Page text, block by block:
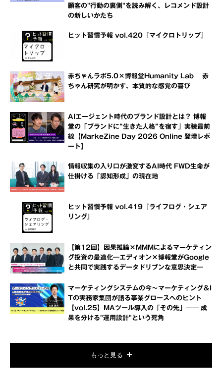
顧客の"行動の裏側"を読み解く、レコメンド設計
の新しいかたち
ヒット習慣予報 vol.420『マイクロトリップ』
赤ちゃんラボ5.0×博報堂Humanity Lab 赤
ちゃん研究が明かす、本質的な感覚の喜び
AIエージェント時代のブランド設計とは？ 博報
堂の「ブランドに“生きた人格”を宿す」実装最前
線【MarkeZine Day 2026 Online 登壇レポ
ート】
情報収集の入り口が激変するAI時代 FWD生命が
仕掛ける「認知形成」の現在地
ヒット習慣予報 vol.419『ライフログ・シェア
リング』
【第12回】因果推論×MMMによるマーケティン
グ投資の最適化―エディオン×博報堂がGoogle
と共同で実践するデータドリブンな意思決定―
マーケティングシステムの今～マーケティング＆I
Tの実務家集団が語る事業グロースへのヒント
【vol.25】MAツール導入の「その先」── 成
果を分ける"運用設計"という死角
もっと見る